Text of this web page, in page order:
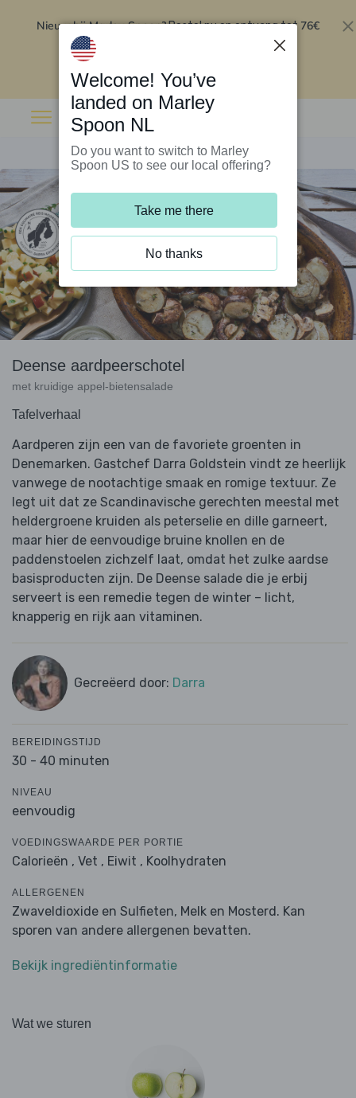
Nieuw bij Marley Spoon?Bestel nu en ontvang tot 76€
Deense aardpeerschotel
met kruidige appel-bietensalade
Tafelverhaal
Aardperen zijn een van de favoriete groenten in
Denemarken. Gastchef Darra Goldstein vindt ze heerlijk
vanwege de nootachtige smaak en romige textuur. Ze
legt uit dat ze Scandinavische gerechten meestal met
heldergroene kruiden als peterselie en dille garneert,
maar hier de eenvoudige bruine knollen en de
paddenstoelen zichzelf laat, omdat het zulke aardse
basisproducten zijn. De Deense salade die je erbij
serveert is een remedie tegen de winter – licht,
knapperig en rijk aan vitaminen.
Gecreëerd door: Darra
BEREIDINGSTIJD
30 - 40 minuten
NIVEAU
eenvoudig
VOEDINGSWAARDE PER PORTIE
Calorieën , Vet , Eiwit , Koolhydraten
ALLERGENEN
Zwaveldioxide en Sulfieten, Melk en Mosterd. Kan
sporen van andere allergenen bevatten.
Bekijk ingrediëntinformatie
Wat we sturen
Welcome! You’ve
landed on Marley
Spoon NL
Do you want to switch to Marley
Spoon US to see our local offering?
Take me there
No thanks